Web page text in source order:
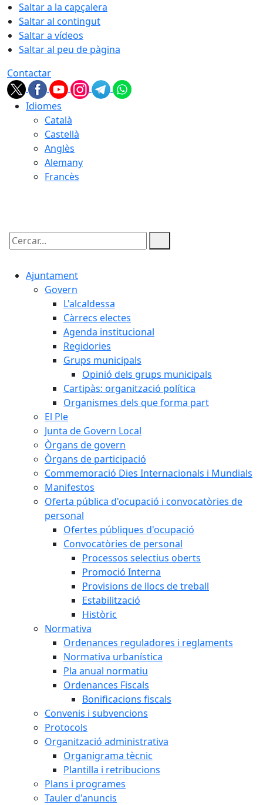
Saltar a la capçalera
Saltar al contingut
Saltar a vídeos
Saltar al peu de pàgina
Contactar
Idiomes
Català
Castellà
Anglès
Alemany
Francès
Cercar:
Ajuntament
Govern
L'alcaldessa
Càrrecs electes
Agenda institucional
Regidories
Grups municipals
Opinió dels grups municipals
Cartipàs: organització política
Organismes dels que forma part
El Ple
Junta de Govern Local
Òrgans de govern
Òrgans de participació
Commemoració Dies Internacionals i Mundials
Manifestos
Oferta pública d'ocupació i convocatòries de
personal
Ofertes públiques d'ocupació
Convocatòries de personal
Processos selectius oberts
Promoció Interna
Provisions de llocs de treball
Estabilització
Històric
Normativa
Ordenances reguladores i reglaments
Normativa urbanística
Pla anual normatiu
Ordenances Fiscals
Bonificacions fiscals
Convenis i subvencions
Protocols
Organització administrativa
Organigrama tècnic
Plantilla i retribucions
Plans i programes
Tauler d'anuncis